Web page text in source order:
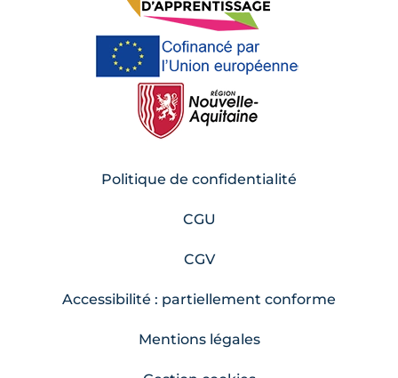
Politique de confidentialité
CGU
CGV
Accessibilité : partiellement conforme
Mentions légales